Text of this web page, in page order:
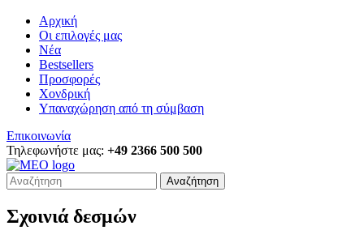
Αρχική
Οι επιλογές μας
Νέα
Bestsellers
Προσφορές
Χονδρική
Υπαναχώρηση από τη σύμβαση
Επικοινωνία
Τηλεφωνήστε μας: +49 2366 500 500
Αναζήτηση
Σχοινιά δεσμών